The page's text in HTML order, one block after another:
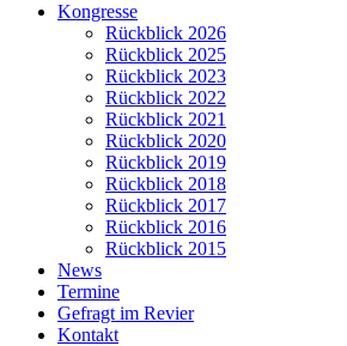
Kongresse
Rückblick 2026
Rückblick 2025
Rückblick 2023
Rückblick 2022
Rückblick 2021
Rückblick 2020
Rückblick 2019
Rückblick 2018
Rückblick 2017
Rückblick 2016
Rückblick 2015
News
Termine
Gefragt im Revier
Kontakt